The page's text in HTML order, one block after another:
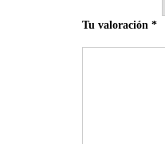
Tu valoración *